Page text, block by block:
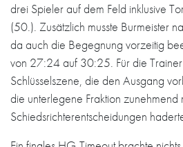
drei Spieler auf dem Feld inklusive
(50.). Zusätzlich musste Burmeister
da auch die Begegnung vorzeitig
von 27:24 auf 30:25. Für die
Schlüsselszene, die den Ausgang
die unterlegene Fraktion zunehmend
Schiedsrichterentscheidungen